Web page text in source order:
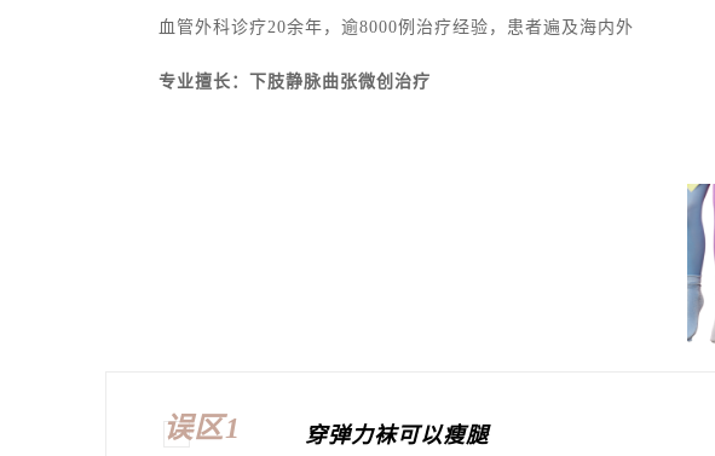
血管外科诊疗20余年，逾8000例治疗经验，患者遍及海内外
专业擅长：下肢静脉曲张微创治疗
误区1 穿弹力袜可以瘦腿